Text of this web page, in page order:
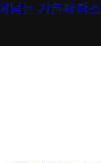
넘는 가든제작